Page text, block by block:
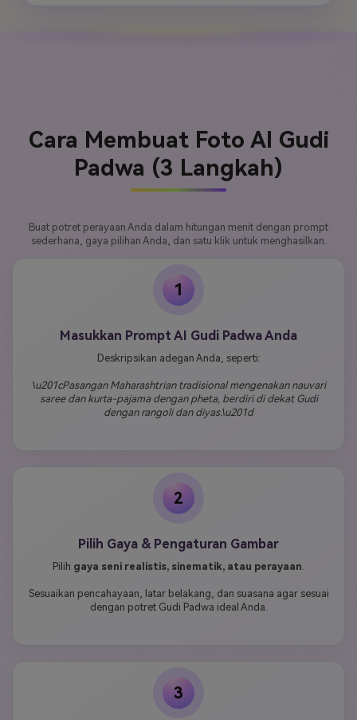
Cara Membuat Foto AI Gudi
Padwa (3 Langkah)
Buat potret perayaan Anda dalam hitungan menit dengan prompt
sederhana, gaya pilihan Anda, dan satu klik untuk menghasilkan.
1
Masukkan Prompt AI Gudi Padwa Anda
Deskripsikan adegan Anda, seperti:
\u201cPasangan Maharashtrian tradisional mengenakan nauvari
saree dan kurta-pajama dengan pheta, berdiri di dekat Gudi
dengan rangoli dan diyas.\u201d
2
Pilih Gaya & Pengaturan Gambar
Pilih gaya seni realistis, sinematik, atau perayaan.
Sesuaikan pencahayaan, latar belakang, dan suasana agar sesuai
dengan potret Gudi Padwa ideal Anda.
3